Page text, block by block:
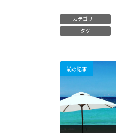
カテゴリー
タグ
前の記事